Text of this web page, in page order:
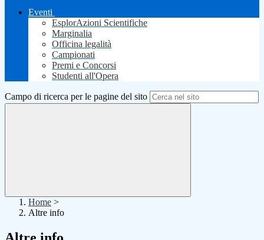
Eventi
EsplorAzioni Scientifiche
Marginalia
Officina legalità
Campionati
Premi e Concorsi
Studenti all'Opera
Campo di ricerca per le pagine del sito
Home >
Altre info